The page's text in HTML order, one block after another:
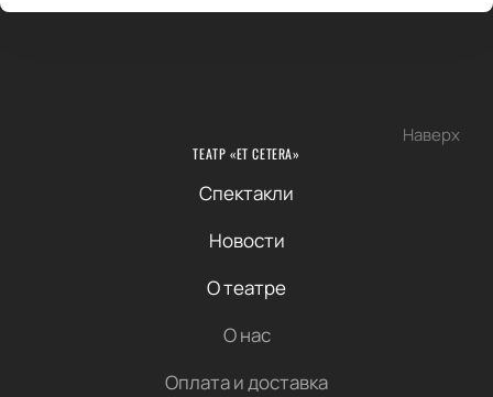
Наверх
ТЕАТР «ET CETERA»
Спектакли
Новости
О театре
О нас
Оплата и доставка